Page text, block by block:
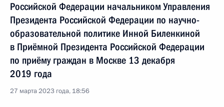
Российской Федерации начальником Управления
Президента Российской Федерации по научно-
образовательной политике Инной Биленкиной
в Приёмной Президента Российской Федерации
по приёму граждан в Москве 13 декабря
2019 года
27 марта 2023 года, 18:56